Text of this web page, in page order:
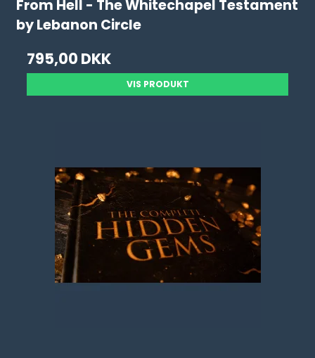
From Hell - The Whitechapel Testament
by Lebanon Circle
795,00 DKK
VIS PRODUKT